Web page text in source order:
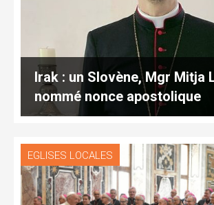
Irak : un Slovène, Mgr Mitja
nommé nonce apostolique
EGLISES LOCALES